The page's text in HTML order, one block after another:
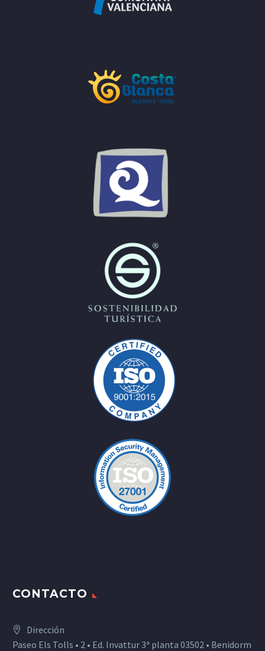
CONTACTO
Dirección
Paseo Els Tolls • 2 • Ed. Invattur 3ª planta 03502 • Benidorm